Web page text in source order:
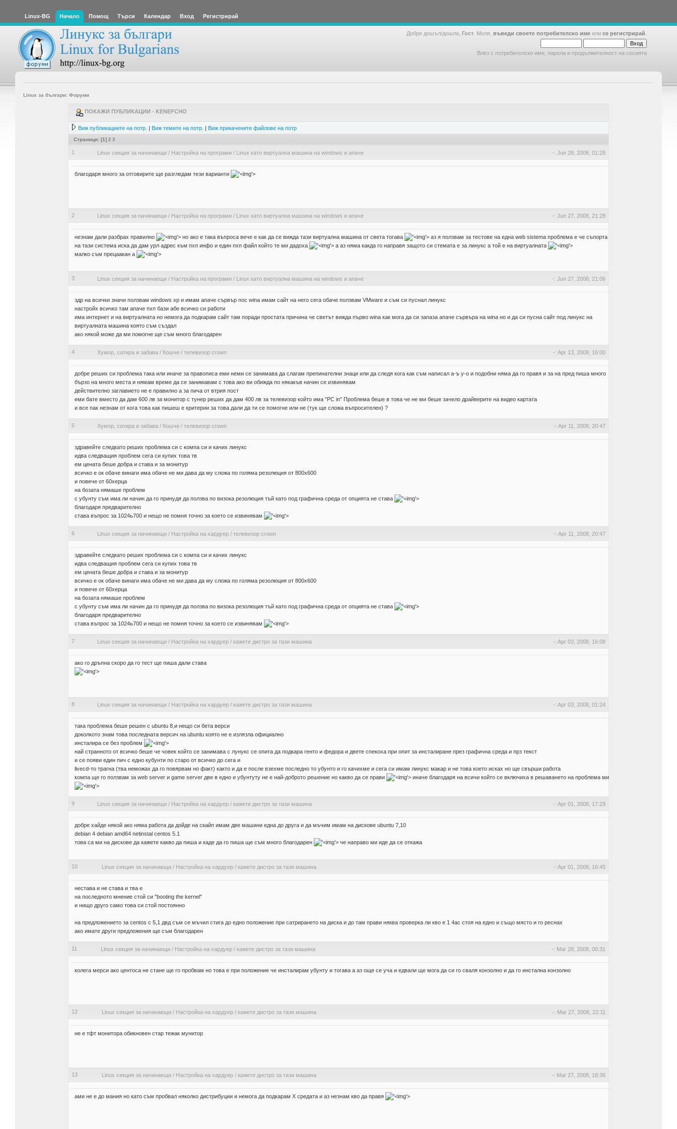
Linux-BG Начало Помощ Търси Календар Вход Регистрирай
Добре дошъл/дошла, Гост . Моля, въведи своето потребителско име или се регистрирай
Влез с потребителско име, парола и продължителност на сесията
Linux за българи: Форуми
ПОКАЖИ ПУБЛИКАЦИИ - KENEFCHO
Виж публикациите на потр. | Виж темите на потр. | Виж прикачените файлове на потр
Страници: [1] 2 3
1 Linux секция за начинаещи / Настройка на програми / Linux като виртуална машина на windows и апаче -: Jun 28, 2008, 01:28
благодаря много за отговирите ще разгледам тези варианти '>
2 Linux секция за начинаещи / Настройка на програми / Linux като виртуална машина на windows и апаче -: Jun 27, 2008, 21:28
незнам дали разбрах правилно '> но ако е така въпроса вече е как да се вижда тази виртуална машина от света тогава '> аз я ползвам за тестове на една web sistema проблема е че съпорта
на тази система иска да дам урл адрес към пхп инфо и един пхп файл който те ми дадоха
'> а аз няма какда го направя защото си стемата е за линукс а той е на виртуалната
'>
малко съм прецаакан а
'>
3 Linux секция за начинаещи / Настройка на програми / Linux като виртуална машина на windows и апаче -: Jun 27, 2008, 21:06
здр на всички значи ползвам windows xp и имам апаче сървър пос wina имам сайт на него сега обаче ползвам VMware и съм си пуснал линукс
настройх всичко там апаче пхп бази абе всичко си работи
има интернет и на виртуалната но немога да подкарам сайт там поради простата причина че светът вижда първо wina как мога да си запаза апаче сървъра на wina но и да си пусна сайт под линукс на
виртуалната машина която съм създал
ако някой може да ми помогне ще съм много благодарен
4 Хумор, сатира и забава / Кошче / телевизор crown -: Apr 13, 2008, 16:00
добре реших си проблема така или иначе за правописа еми неми се занимава да слагам препинателни знаци или да следя кога как съм написал а-ъ у-о и подобни няма да го правя и за на пред пиша много
бързо на много места и нямам време да се занимавам с това ако ви обижда по някакъв начин се извинявам
действително заглавието не е правилно а за пича от втрия пост
еми бате вместо да дам 600 лв за монитор с тунер реших да дам 400 лв за телевизор който има "PC in" Проблема беше в това че не ми беше зачело драйверите на видео картата
и все пак незнам от кога това как пишеш е критерии за това дали да ти се помогне или не (тук ще сложа въпросителен) ?
5 Хумор, сатира и забава / Кошче / телевизор crown -: Apr 11, 2008, 20:47
здравейте следкато реших проблема си с компа си и качих линукс
идва следващия проблем сега си купих това тв
ем цената беше добра и става и за монитур
всичко е ок обаче винаги има обаче не ми дава да му сложа по голяма резолюция от 800х600
и повече от 60херца
на бозата нямаше проблем
с убунту съм има ли начин да го принудя да ползва по визока резолюция тъй като под графична среда от опцията не става
'>
благодаря предварително
става въпрос за 1024ь700 и нещо не помня точно за което се извинявам
'>
6 Linux секция за начинаещи / Настройка на хардуер / телевизор crown -: Apr 11, 2008, 20:47
здравейте следкато реших проблема си с компа си и качих линукс
идва следващия проблем сега си купих това тв
ем цената беше добра и става и за монитур
всичко е ок обаче винаги има обаче не ми дава да му сложа по голяма резолюция от 800х600
и повече от 60херца
на бозата нямаше проблем
с убунту съм има ли начин да го принудя да ползва по визока резолюция тъй като под графична среда от опцията не става
'>
благодаря предварително
става въпрос за 1024ь700 и нещо не помня точно за което се извинявам
'>
7 Linux секция за начинаещи / Настройка на хардуер / кажете дистро за тази машина -: Apr 03, 2008, 16:08
ако го дръпна скоро да го тест ще пиша дали става
'>
8 Linux секция за начинаещи / Настройка на хардуер / кажете дистро за тази машина -: Apr 03, 2008, 01:24
така проблема беше решен с ubuntu 8,и нещо си бета верси
доколкото знам това последната версич на ubuntu която не е излязла официално
инсталира се без проблем
'>
най странното от всичко беше че човек който се занимава с лунукс се опита да подкара генто и федора и двете спекоха при опит за инсталиране през графична среда и прз текст
и се появи един пич с едно кубунти по старо от всичко до сега и
livecd-то трагна (тва неможах да го повярвам но факт) както и да е после взехме последно то убунто и го качихме и сега си имам линукс макар и не това което исках но ще свърши работа
компа ще го ползвам за web server и game server две в едно и убунтуту не е най-доброто решение но какво да се прави
'> иначе благодаря на всичи който се включиха в решаването на проблема ми
'>
9 Linux секция за начинаещи / Настройка на хардуер / кажете дистро за тази машина -: Apr 01, 2008, 17:29
добре хайде някой ако няма работа да дойде на скайп имам две машини една до друга и да мъчим имам на дискове ubuntu 7,10
debian 4 debian amd64 netinstal centos 5.1
това са ми на дискове да кажете какво да пиша и каде да го пиша ще съм много благодарен
'> че направо ми иде да се откажа
10 Linux секция за начинаещи / Настройка на хардуер / кажете дистро за тази машина -: Apr 01, 2008, 16:45
нестава и не става и тва е
на последното мнение стой си "booting the kernel"
и нищо друго само това си стой постоянно
на предложението за centos с 5,1 двд съм се мъчил стига до едно положение при сатрирането на диска и до там прави няква проверка ли кво е 1 4ас стоя на едно и също място и го реснах
ако имате други предложения ще съм благодарен
11 Linux секция за начинаещи / Настройка на хардуер / кажете дистро за тази машина -: Mar 28, 2008, 00:31
колега мерси ако центоса не стане ще го пробвам но това е при положение че инсталирам убунту и тогава а аз още се уча и едвали ще мога да си го сваля конзолно и да го инстална конзолно
12 Linux секция за начинаещи / Настройка на хардуер / кажете дистро за тази машина -: Mar 27, 2008, 22:11
не е тфт монитора обикновен стар тежак мунитор
13 Linux секция за начинаещи / Настройка на хардуер / кажете дистро за тази машина -: Mar 27, 2008, 18:36
ами не е до мания но като съм пробвал няколко дистрибуции и немога да подкарам Х средата и аз незнам кво да правя '>